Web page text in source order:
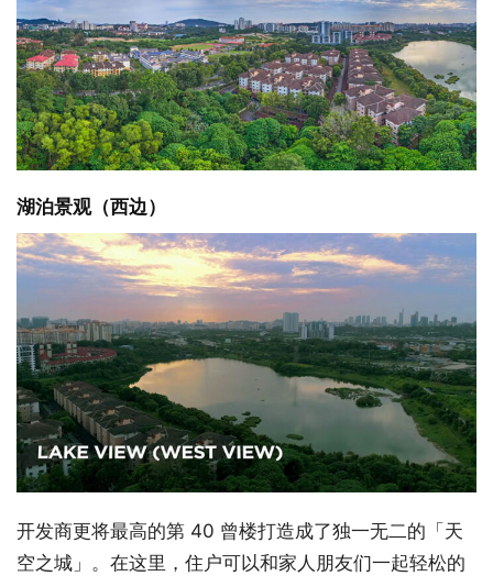
湖泊景观（西边）
开发商更将最高的第 40 曾楼打造成了独一无二的「天
空之城」。在这里，住户可以和家人朋友们一起轻松的